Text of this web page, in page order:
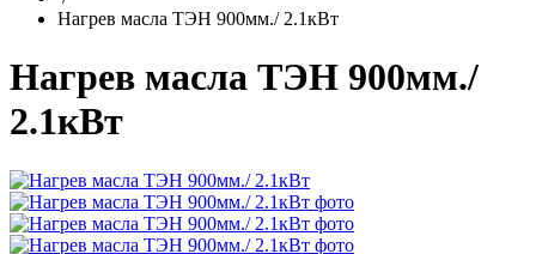
Нагрев масла ТЭН 900мм./ 2.1кВт
Нагрев масла ТЭН 900мм./
2.1кВт